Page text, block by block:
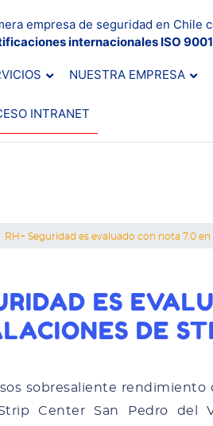
empresa de seguridad en Chile
internacionales ISO 9001
NUESTRA EMPRESA
INTRANET
RH+ Seguridad es evaluado con nota 7.0
ES
DE
sobresaliente
Center San Pedro del